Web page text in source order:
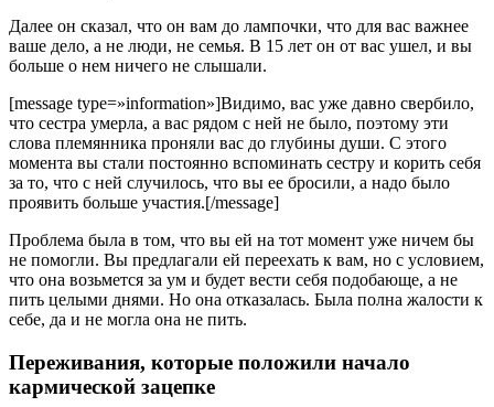
Далее он сказал, что он вам до лампочки, что для вас важнее
ваше дело, а не люди, не семья. В 15 лет он от вас ушел, и вы
больше о нем ничего не слышали.
[message type=»information»]Видимо, вас уже давно свербило,
что сестра умерла, а вас рядом с ней не было, поэтому эти
слова племянника проняли вас до глубины души. С этого
момента вы стали постоянно вспоминать сестру и корить себя
за то, что с ней случилось, что вы ее бросили, а надо было
проявить больше участия.[/message]
Проблема была в том, что вы ей на тот момент уже ничем бы
не помогли. Вы предлагали ей переехать к вам, но с условием,
что она возьмется за ум и будет вести себя подобающе, а не
пить целыми днями. Но она отказалась. Была полна жалости к
себе, да и не могла она не пить.
Переживания, которые положили начало
кармической зацепке